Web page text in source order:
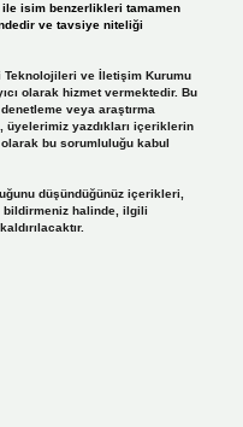
ile isim benzerlikleri tamamen
ve tavsiye niteliği
Teknolojileri ve İletişim Kurumu
olarak hizmet vermektedir. Bu
veya araştırma
üyelerimiz yazdıkları içeriklerin
bu sorumluluğu kabul
düşündüğünüz içerikleri,
halinde, ilgili